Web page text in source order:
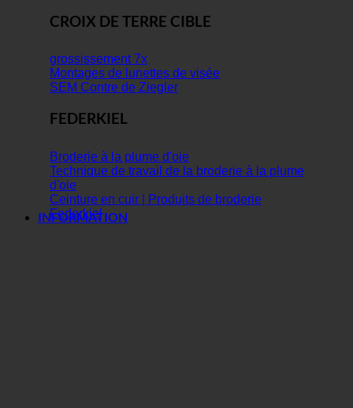
CROIX DE TERRE CIBLE
grossissement 7x
Montages de lunettes de visée
SEM Contre de Ziegler
FEDERKIEL
Broderie à la plume d'oie
Technique de travail de la broderie à la plume
d'oie
Ceinture en cuir | Produits de broderie
Federkiel
INFORMATION